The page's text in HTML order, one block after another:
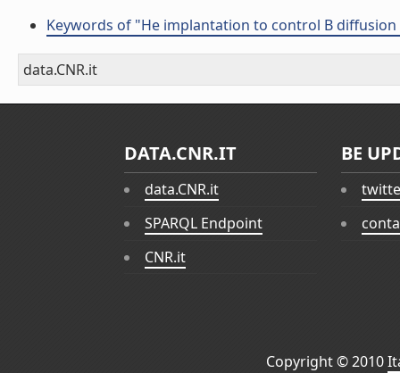
Keywords of "He implantation to control B
data.CNR.it
DATA.CNR.IT
data.CNR.it
SPARQL Endpoint
CNR.it
BE
Copyright © 2010